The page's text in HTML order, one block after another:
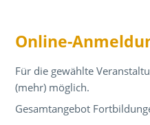
Online-
Für die gewählte
(mehr) möglich.
Gesamtangebot